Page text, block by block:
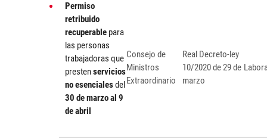
Permiso
retribuido
recuperable para
las personas
trabajadoras que
prestenservicios
no esencialesdel
30 de marzo al 9
de abril
Consejo de
Ministros
Extraordinario
Real Decreto-ley
10/2020 de 29 de
marzo